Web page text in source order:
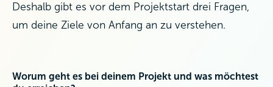
Deshalb gibt es vor dem Projektstart drei Fragen,
um deine Ziele von Anfang an zu verstehen.
Worum geht es bei deinem Projekt und was möchtest